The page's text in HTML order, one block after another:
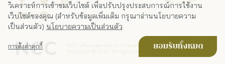
N.C.C. Management and Development Co., Ltd.
วิเคราะห์การเข้าชมเว็บไซต์ เพื่อปรับปรุงประสบการณ์การใช้งาน
เว็บไซต์ของคุณ (สำหรับข้อมูลเพิ่มเติม กรุณาอ่านนโยบายความ
เป็นส่วนตัว) นโยบายความเป็นส่วนตัว
ยอมรับทั้งหมด
การตั้งค่าคุกกี้